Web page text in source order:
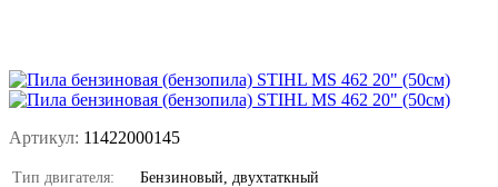
Артикул: 11422000145
Тип двигателя:
Бензиновый, двухтаткный